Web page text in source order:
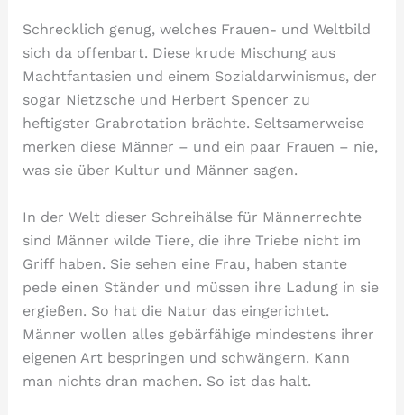
Schrecklich genug, welches Frauen- und Weltbild
sich da offenbart. Diese krude Mischung aus
Machtfantasien und einem Sozialdarwinismus, der
sogar Nietzsche und Herbert Spencer zu
heftigster Grabrotation brächte. Seltsamerweise
merken diese Männer – und ein paar Frauen – nie,
was sie über Kultur und Männer sagen.
In der Welt dieser Schreihälse für Männerrechte
sind Männer wilde Tiere, die ihre Triebe nicht im
Griff haben. Sie sehen eine Frau, haben stante
pede einen Ständer und müssen ihre Ladung in sie
ergießen. So hat die Natur das eingerichtet.
Männer wollen alles gebärfähige mindestens ihrer
eigenen Art bespringen und schwängern. Kann
man nichts dran machen. So ist das halt.